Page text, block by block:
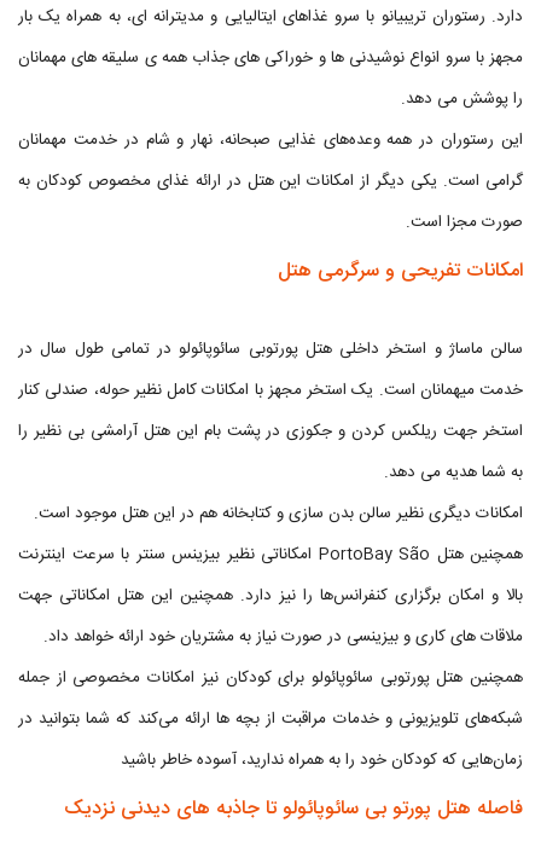
دارد. رستوران تریبیانو با سرو غذاهای ایتالیایی و مدیترانه ای، به همراه یک بار
مجهز با سرو انواع نوشیدنی ها و خوراکی های جذاب همه ی سلیقه های مهمانان
را پوشش می دهد.
این رستوران در همه وعده‌های غذایی صبحانه، نهار و شام در خدمت مهمانان
گرامی است. یکی دیگر از امکانات این هتل در ارائه غذای مخصوص کودکان به
صورت مجزا است.
امکانات تفریحی و سرگرمی هتل
سالن ماساژ و استخر داخلی هتل پورتوبی سائوپائولو در تمامی طول سال در
خدمت میهمانان است. یک استخر مجهز با امکانات کامل نظیر حوله، صندلی کنار
استخر جهت ریلکس کردن و جکوزی در پشت بام این هتل آرامشی بی نظیر را
به شما هدیه می دهد.
امکانات دیگری نظیر سالن بدن سازی و کتابخانه هم در این هتل موجود است.
همچنین هتل PortoBay São امکاناتی نظیر بیزینس سنتر با سرعت اینترنت
بالا و امکان برگزاری کنفرانس‌ها را نیز دارد. همچنین این هتل امکاناتی جهت
ملاقات های کاری و بیزینسی در صورت نیاز به مشتریان خود ارائه خواهد داد.
همچنین هتل پورتوبی سائوپائولو برای کودکان نیز امکانات مخصوصی از جمله
شبکه‌های تلویزیونی و خدمات مراقبت از بچه ها ارائه می‌کند که شما بتوانید در
زمان‌هایی که کودکان خود را به همراه ندارید، آسوده خاطر باشید
فاصله هتل پورتو بی سائوپائولو تا جاذبه های دیدنی نزدیک